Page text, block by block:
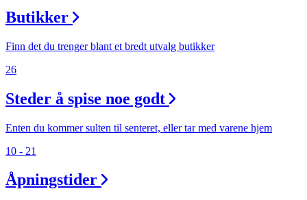
Magasin
Butikker
Finn det du trenger blant et bredt utvalg butikker
26
Steder å spise noe godt
Enten du kommer sulten til senteret, eller tar med varene hjem
10 - 21
Åpningstider